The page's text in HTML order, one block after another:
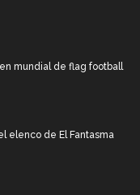
mundial de flag football
elenco de El Fantasma